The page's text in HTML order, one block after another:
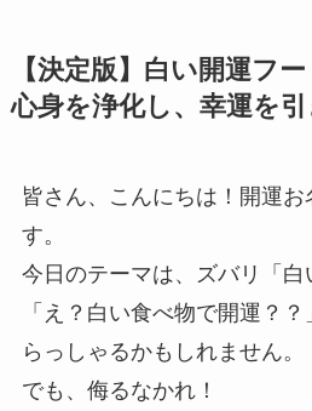
【決定版】白い開運フ
心身を浄化し、幸運を
皆さん、こんにちは！開運
す。
今日のテーマは、ズバリ「白
「え？白い食べ物で開運？
らっしゃるかもしれません。
でも、侮るなかれ！